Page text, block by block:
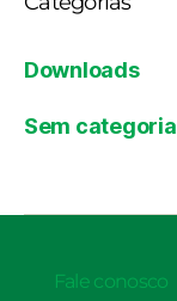
Downloads
Sem categoria
Fale conosco